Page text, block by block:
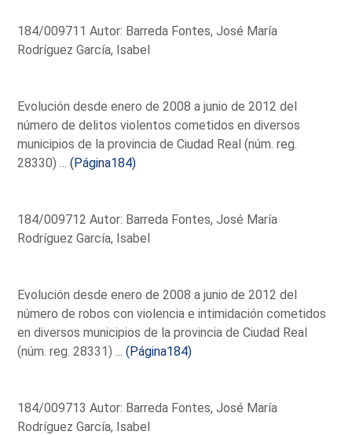
184/009711 Autor: Barreda Fontes, José María
Rodríguez García, Isabel
Evolución desde enero de 2008 a junio de 2012 del
número de delitos violentos cometidos en diversos
municipios de la provincia de Ciudad Real (núm. reg.
28330) ...(Página184)
184/009712 Autor: Barreda Fontes, José María
Rodríguez García, Isabel
Evolución desde enero de 2008 a junio de 2012 del
número de robos con violencia e intimidación cometidos
en diversos municipios de la provincia de Ciudad Real
(núm. reg. 28331) ...(Página184)
184/009713 Autor: Barreda Fontes, José María
Rodríguez García, Isabel